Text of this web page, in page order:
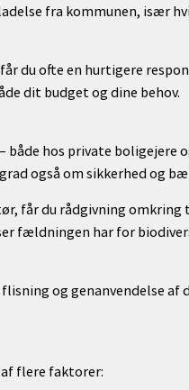
fra kommunen, især
du ofte en hurtigere
dit budget og dine behov.
både hos private boligejere
også om sikkerhed og
får du rådgivning
fældningen har for
og genanvendelse
flere faktorer: